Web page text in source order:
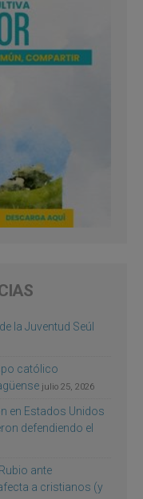
la Juventud Seúl
católico
julio 25, 2026
en Estados Unidos
defendiendo el
ante
a cristianos (y